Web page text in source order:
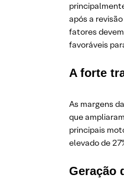
após a
fatores
favoráveis
A forte
As margens
que
principais
elevado de
Geração